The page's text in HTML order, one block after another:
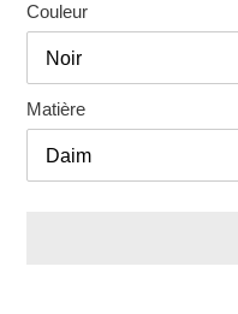
Couleur
Matière